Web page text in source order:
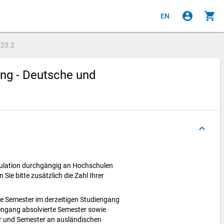
EN account_circle shopping_cart
23.2
- Deutsche und
keyboard_arrow_up
durchgängig an Hochschulen
Sie bitte zusätzlich die Zahl Ihrer
Semester im derzeitigen Studiengang
absolvierte Semester sowie
Semester an ausländischen